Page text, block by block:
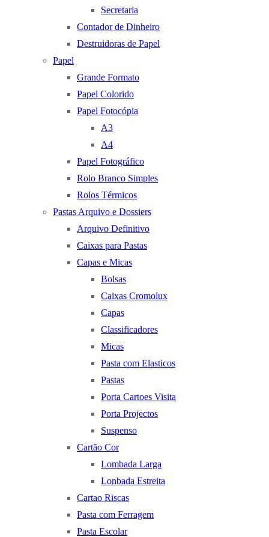
Secretaria
Contador de Dinheiro
Destruidoras de Papel
Papel
Grande Formato
Papel Colorido
Papel Fotocópia
A3
A4
Papel Fotográfico
Rolo Branco Simples
Rolos Térmicos
Pastas Arquivo e Dossiers
Arquivo Definitivo
Caixas para Pastas
Capas e Micas
Bolsas
Caixas Cromolux
Capas
Classificadores
Micas
Pasta com Elasticos
Pastas
Porta Cartoes Visita
Porta Projectos
Suspenso
Cartão Cor
Lombada Larga
Lonbada Estreita
Cartao Riscas
Pasta com Ferragem
Pasta Escolar